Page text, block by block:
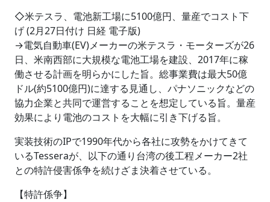
◇米テスラ、電池新工場に5100億円、量産でコスト下
げ (2月27日付け 日経 電子版)
→電気自動車(EV)メーカーの米テスラ・モーターズが26
日、米南西部に大規模な電池工場を建設、2017年に稼
働させる計画を明らかにした旨。総事業費は最大50億
ドル(約5100億円)に達する見通し、パナソニックなどの
協力企業と共同で運営することを想定している旨。量産
効果により電池のコストを大幅に引き下げる旨。
実装技術のIPで1990年代から各社に攻勢をかけてきて
いるTesseraが、以下の通り台湾の後工程メーカー2社
との特許侵害係争を続けざま決着させている。
【特許係争】